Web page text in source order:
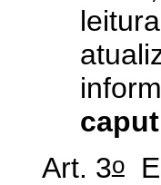
caput
Art. 3o